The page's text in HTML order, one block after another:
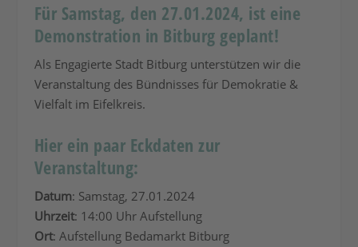
Für Samstag, den 27.01.2024, ist eine
Demonstration in Bitburg geplant!
Als Engagierte Stadt Bitburg unterstützen wir die
Veranstaltung des Bündnisses für Demokratie &
Vielfalt im Eifelkreis.
Hier ein paar Eckdaten zur
Veranstaltung:
Datum: Samstag, 27.01.2024
Uhrzeit: 14:00 Uhr Aufstellung
Ort: Aufstellung Bedamarkt Bitburg